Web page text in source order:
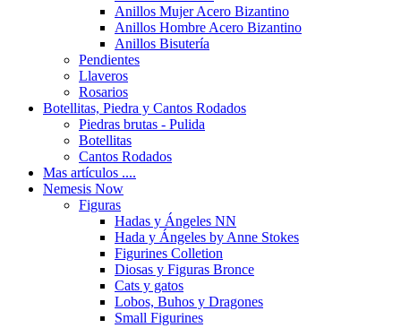
Anillos Mujer Acero Bizantino
Anillos Hombre Acero Bizantino
Anillos Bisutería
Pendientes
Llaveros
Rosarios
Botellitas, Piedra y Cantos Rodados
Piedras brutas - Pulida
Botellitas
Cantos Rodados
Mas artículos ....
Nemesis Now
Figuras
Hadas y Ángeles NN
Hada y Ángeles by Anne Stokes
Figurines Colletion
Diosas y Figuras Bronce
Cats y gatos
Lobos, Buhos y Dragones
Small Figurines